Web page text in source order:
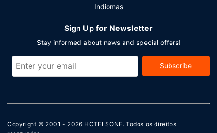
Indiomas
Sign Up for Newsletter
Stay informed about news and special offers!
Subscribe
Copyright © 2001 - 2026 HOTELSONE. Todos os direitos